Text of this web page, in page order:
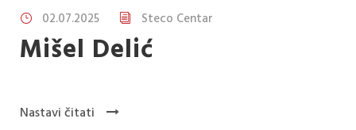
02.07.2025 Steco Centar
Mišel Delić
Nastavi čitati